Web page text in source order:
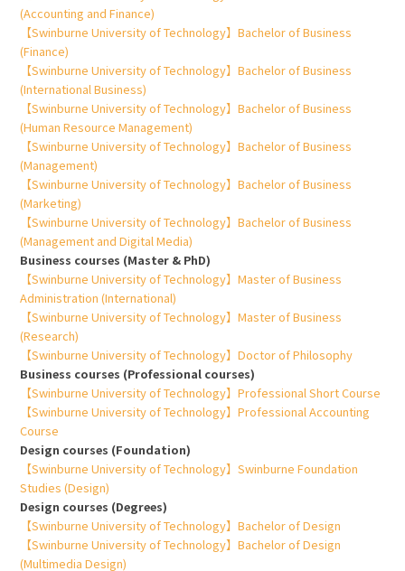
(Accounting and Finance)
【Swinburne University of Technology】Bachelor of Business
(Finance)
【Swinburne University of Technology】Bachelor of Business
(International Business)
【Swinburne University of Technology】Bachelor of Business
(Human Resource Management)
【Swinburne University of Technology】Bachelor of Business
(Management)
【Swinburne University of Technology】Bachelor of Business
(Marketing)
【Swinburne University of Technology】Bachelor of Business
(Management and Digital Media)
Business courses (Master & PhD)
【Swinburne University of Technology】Master of Business
Administration (International)
【Swinburne University of Technology】Master of Business
(Research)
【Swinburne University of Technology】Doctor of Philosophy
Business courses (Professional courses)
【Swinburne University of Technology】Professional Short Course
【Swinburne University of Technology】Professional Accounting
Course
Design courses (Foundation)
【Swinburne University of Technology】Swinburne Foundation
Studies (Design)
Design courses (Degrees)
【Swinburne University of Technology】Bachelor of Design
【Swinburne University of Technology】Bachelor of Design
(Multimedia Design)